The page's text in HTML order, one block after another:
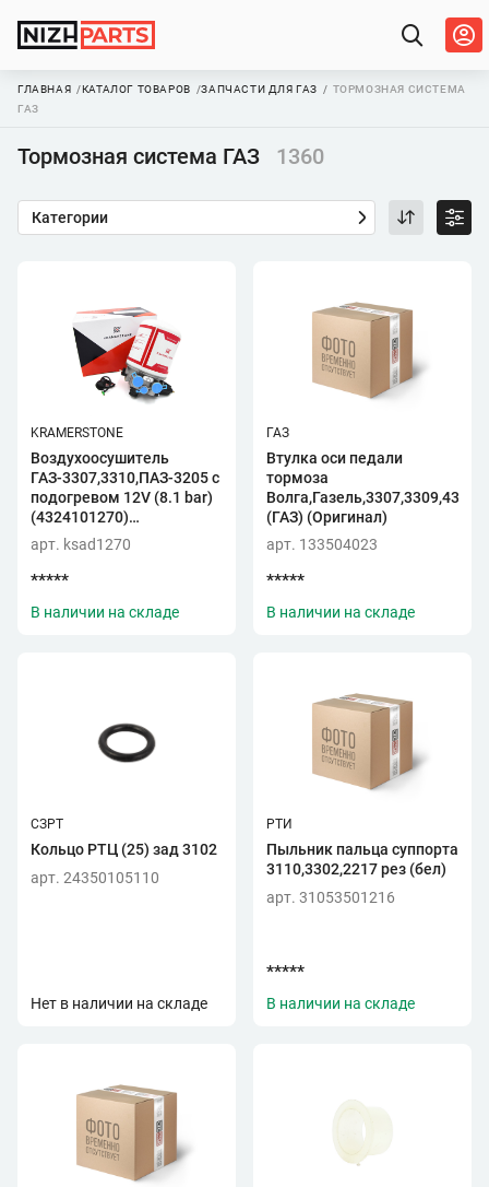
ГЛАВНАЯ КАТАЛОГ ТОВАРОВ ЗАПЧАСТИ ДЛЯ ГАЗ
ТОРМОЗНАЯ СИСТЕМА
ГАЗ
Тормозная система ГАЗ 1360
Категории
KRAMERSTONE
Воздухоосушитель
ГАЗ-3307,3310,ПАЗ-3205 с
подогревом 12V (8.1 bar)
(4324101270)
(KRAMERSTONE)
арт. ksad1270
*****
В наличии на складе
ГАЗ
Втулка оси педали
тормоза
Волга,Газель,3307,3309,4301
(ГАЗ) (Оригинал)
арт. 133504023
*****
В наличии на складе
СЗРТ
Кольцо РТЦ (25) зад 3102
арт. 24350105110
Нет в наличии на складе
РТИ
Пыльник пальца суппорта
3110,3302,2217 рез (бел)
арт. 31053501216
*****
В наличии на складе